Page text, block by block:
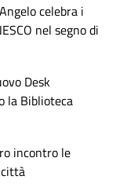
celebra i
nel segno di
Desk
la Biblioteca
incontro le